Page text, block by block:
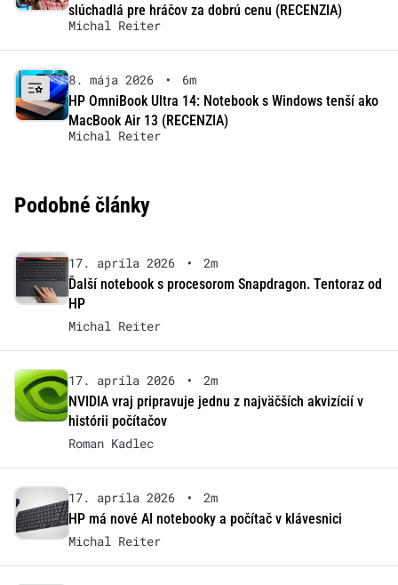
slúchadlá pre hráčov za dobrú cenu (RECENZIA)
Michal Reiter
8. mája 2026 •
6m
HP OmniBook Ultra 14: Notebook s Windows tenší ako
MacBook Air 13 (RECENZIA)
Michal Reiter
Podobné články
17. apríla 2026 •
2m
Ďalší notebook s procesorom Snapdragon. Tentoraz od
HP
Michal Reiter
17. apríla 2026 •
2m
NVIDIA vraj pripravuje jednu z najväčších akvizícií v
histórii počítačov
Roman Kadlec
17. apríla 2026 •
2m
HP má nové AI notebooky a počítač v klávesnici
Michal Reiter